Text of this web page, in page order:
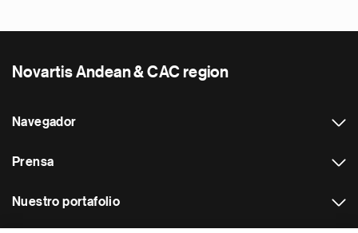
Novartis Andean & CAC region
Navegador
Prensa
Nuestro portafolio